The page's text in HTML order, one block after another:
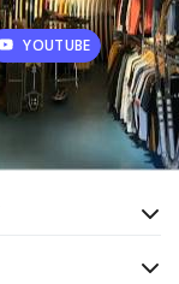
YOUTUBE